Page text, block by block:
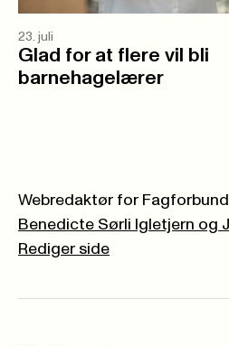
23. juli
Glad for at flere vil bli
barnehagelærer
Webredaktør for
Benedicte Sørli Igletjern og
Rediger side